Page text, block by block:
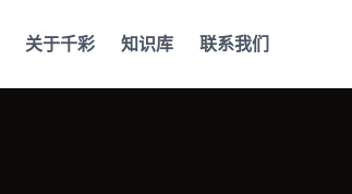
关于千彩 知识库 联系我们